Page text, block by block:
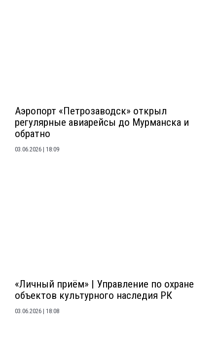
Аэропорт «Петрозаводск» открыл
регулярные авиарейсы до Мурманска и
обратно
03.06.2026 18:09
«Личный приём» | Управление по охране
объектов культурного наследия РК
03.06.2026 18:08